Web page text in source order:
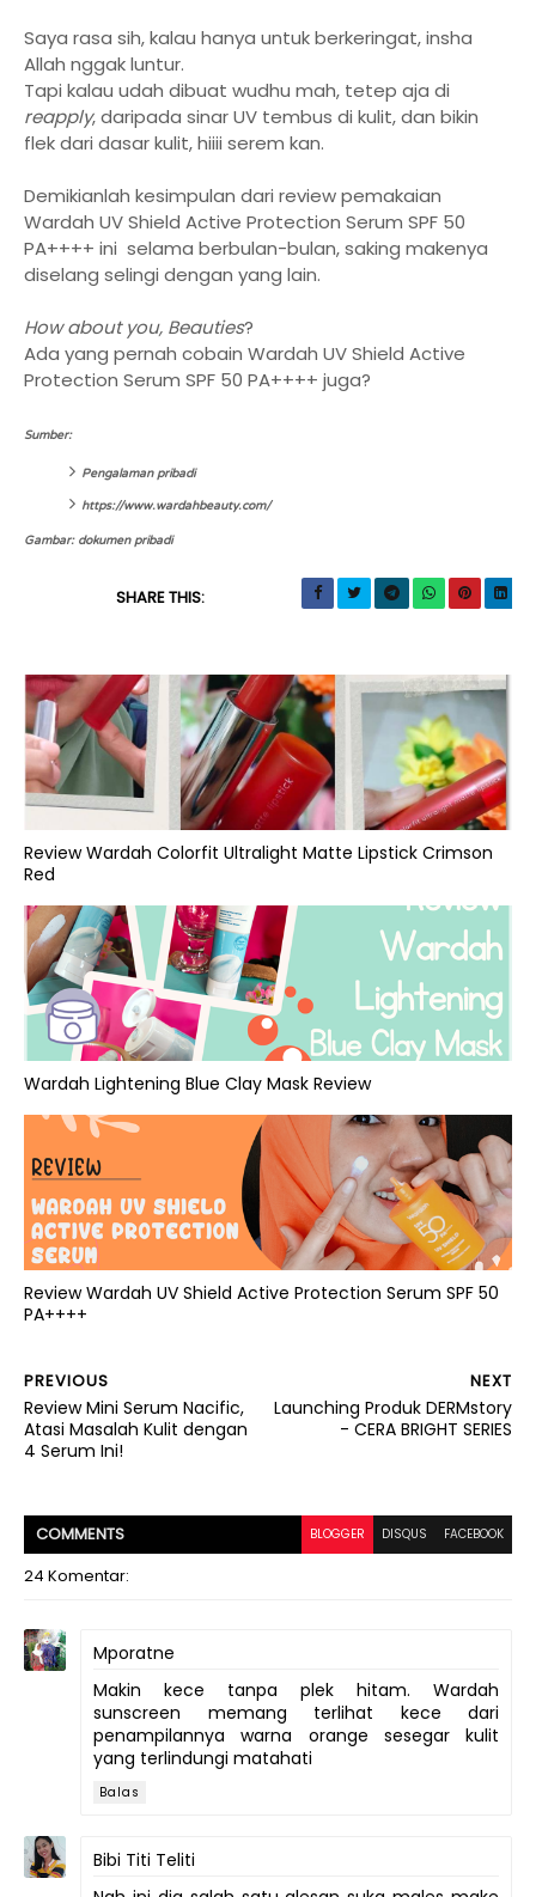
Saya rasa sih, kalau hanya untuk berkeringat, insha
Allah nggak luntur.
Tapi kalau udah dibuat wudhu mah, tetep aja di
reapply, daripada sinar UV tembus di kulit, dan bikin
flek dari dasar kulit, hiiii serem kan.
Demikianlah kesimpulan dari review pemakaian
Wardah UV Shield Active Protection Serum SPF 50
PA++++ ini selama berbulan-bulan, saking makenya
diselang selingi dengan yang lain.
How about you, Beauties?
Ada yang pernah cobain Wardah UV Shield Active
Protection Serum SPF 50 PA++++ juga?
Sumber:
Pengalaman pribadi
https://www.wardahbeauty.com/
Gambar: dokumen pribadi
SHARE THIS:
Review Wardah Colorfit Ultralight Matte Lipstick Crimson
Red
Wardah Lightening Blue Clay Mask Review
Review Wardah UV Shield Active Protection Serum SPF 50
PA++++
NEXT
Launching Produk DERMstory
- CERA BRIGHT SERIES
PREVIOUS
Review Mini Serum Nacific,
Atasi Masalah Kulit dengan
4 Serum Ini!
COMMENTS BLOGGER DISQUS FACEBOOK
24 Komentar:
Mporatne
Makin kece tanpa plek hitam. Wardah
sunscreen memang terlihat kece dari
penampilannya warna orange sesegar kulit
yang terlindungi matahati
Balas
Bibi Titi Teliti